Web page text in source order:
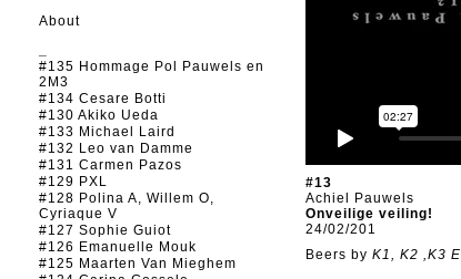
About
#135 Hommage Pol Pauwels en
2M3
#134 Cesare Botti
#130 Akiko Ueda
#133 Michael Laird
#132 Leo van Damme
#131 Carmen Pazos
#129 PXL
#128 Polina A, Willem O,
Cyriaque V
#127 Sophie Guiot
#126 Emanuelle Mouk
#125 Maarten Van Mieghem
#13
Achiel Pauwels
Onveilige veiling!
24/02/201
Beers by K1, K2 ,K3